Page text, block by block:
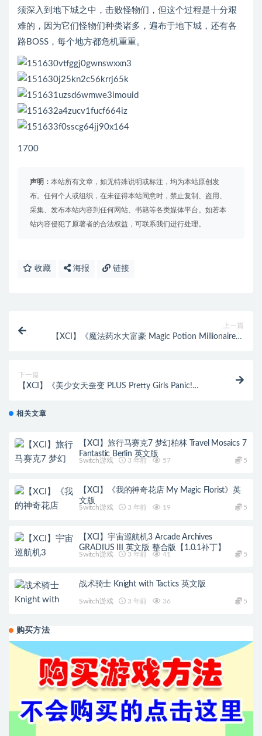
须深入到地下城之中，击败怪物们，但这个过程是十分艰
难的，因为它们怪物们种类诸多，遍布于地下城，还有各
路BOSS，每个地方都危机重重。
1700
声明： 本站所有文章，如无特殊说明或标注，均为本站原创发
布。任何个人或组织，在未征得本站同意时，禁止复制、盗用、
采集、发布本站内容到任何网站、书籍等各类媒体平台。如若本
站内容侵犯了原著者的合法权益，可联系我们进行处理。
收藏 海报 链接
上一篇
【XCI】《魔法药水大富豪 Magic Potion Millionaire》
下一篇
【XCI】《美少女天蚕变 PLUS Pretty Girls Panic!
相关文章
【XCI】旅行马赛克7 梦幻柏林 Travel Mosaics 7
Fantastic Berlin 英文版
Switch游戏 3 年前 57 5
【XCI】《我的神奇花店 My Magic Florist》英
文版
Switch游戏 3 年前 19 5
【XCI】宇宙巡航机3 Arcade Archives
GRADIUS III 英文版 整合版【1.0.1补丁】
Switch游戏 3 年前 41 5
战术骑士 Knight with Tactics 英文版
Switch游戏 3 年前 36 5
购买方法